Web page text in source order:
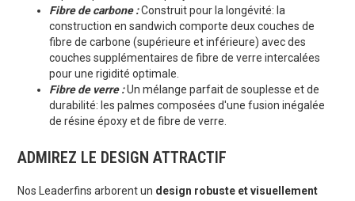
Fibre de carbone :Construit pour la longévité: la
construction en sandwich comporte deux couches de
fibre de carbone (supérieure et inférieure) avec des
couches supplémentaires de fibre de verre intercalées
pour une rigidité optimale.
Fibre de verre :Un mélange parfait de souplesse et de
durabilité: les palmes composées d'une fusion inégalée
de résine époxy et de fibre de verre.
ADMIREZ LE DESIGN ATTRACTIF
Nos Leaderfins arborent un design robuste et visuellement